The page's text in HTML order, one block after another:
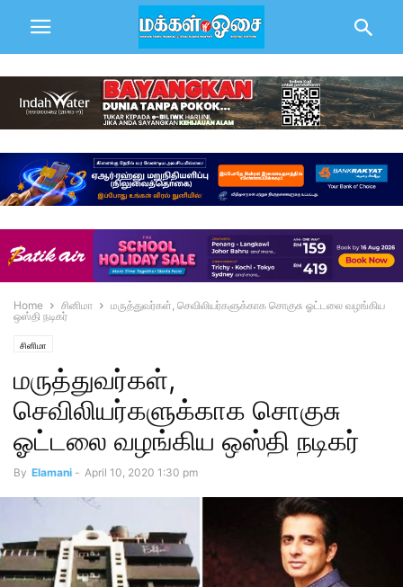
Home சினிமா
மருத்துவர்கள், செவிலியர்களுக்காக சொகுசு ஓட்டலை வழங்கிய
ஒஸ்தி நடிகர்
சினிமா
மருத்துவர்கள்,
செவிலியர்களுக்காக சொகுசு
ஓட்டலை வழங்கிய ஒஸ்தி நடிகர்
By Elamani - April 10, 2020 1:30 pm